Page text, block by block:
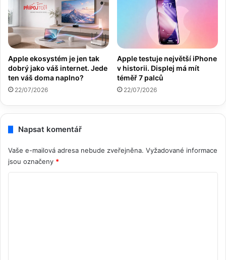
Apple ekosystém je jen tak
dobrý jako váš internet. Jede
ten váš doma naplno?
22/07/2026
Apple testuje největší iPhone
v historii. Displej má mít
téměř 7 palců
22/07/2026
Napsat komentář
Vaše e-mailová adresa nebude zveřejněna. Vyžadované informace
jsou označeny *